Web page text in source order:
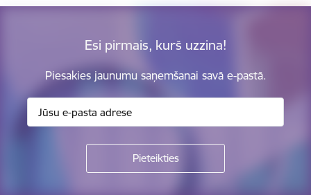
Esi pirmais, kurš uzzina!
Piesakies jaunumu saņemšanai savā e-pastā.